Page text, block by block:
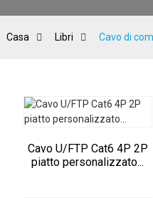
Casa Libri Cavo di
Cavo U/FTP Cat6 4P 2P
piatto personalizzato...